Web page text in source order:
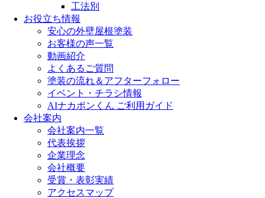
工法別
お役立ち情報
安心の外壁屋根塗装
お客様の声一覧
動画紹介
よくあるご質問
塗装の流れ＆アフターフォロー
イベント・チラシ情報
AIナカポンくん ご利用ガイド
会社案内
会社案内一覧
代表挨拶
企業理念
会社概要
受賞・表彰実績
アクセスマップ